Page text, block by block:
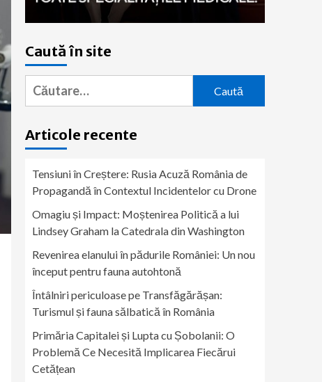
Caută în site
Caută
după:
Articole recente
Tensiuni în Creștere: Rusia Acuză România de
Propagandă în Contextul Incidentelor cu Drone
Omagiu și Impact: Moștenirea Politică a lui
Lindsey Graham la Catedrala din Washington
Revenirea elanului în pădurile României: Un nou
început pentru fauna autohtonă
Întâlniri periculoase pe Transfăgărășan:
Turismul și fauna sălbatică în România
Primăria Capitalei și Lupta cu Șobolanii: O
Problemă Ce Necesită Implicarea Fiecărui
Cetățean